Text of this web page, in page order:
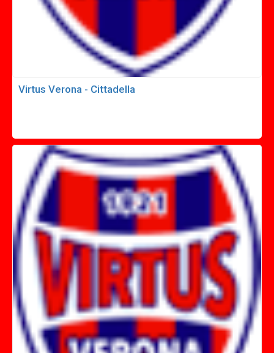
Virtus Verona - Cittadella